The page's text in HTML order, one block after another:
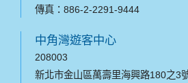
傳真：886-2-2291-9444
中角灣遊客中心
208003
新北市金山區萬壽里海興路180之3